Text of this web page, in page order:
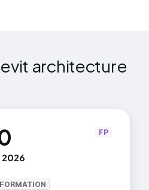
2D
architecture
2026
FP